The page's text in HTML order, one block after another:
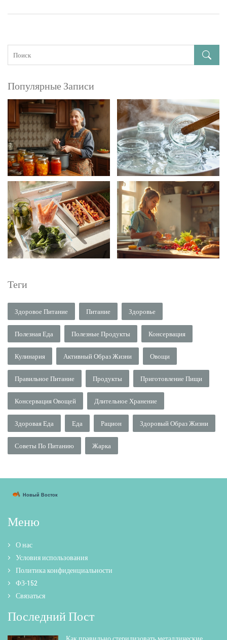
Популярные Записи
Теги
Здоровое Питание Питание Здоровье
Полезная Еда Полезные Продукты Консервация
Кулинария Активный Образ Жизни Овощи
Правильное Питание Продукты Приготовление Пищи
Консервация Овощей Длительное Хранение
Здоровая Еда Еда Рацион Здоровый Образ Жизни
Советы По Питанию Жарка
Меню
О нас
Условия использования
Политика конфиденциальности
ФЗ-152
Связаться
Последний Пост